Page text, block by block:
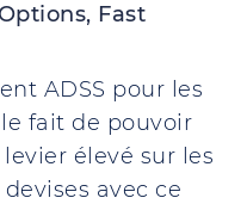
Fast
ADSS pour les
fait de pouvoir
élevé sur les
avec ce